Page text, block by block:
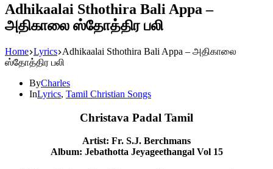
Adhikaalai Sthothira Bali Appa –
அதிகாலை ஸ்தோத்திர பலி
Home Lyrics Adhikaalai Sthothira Bali Appa – அதிகாலை
ஸ்தோத்திர பலி
ByCharles
InLyrics, Tamil Christian Songs
Christava Padal Tamil
Artist: Fr. S.J. Berchmans
Album: Jebathotta Jeyageethangal Vol 15